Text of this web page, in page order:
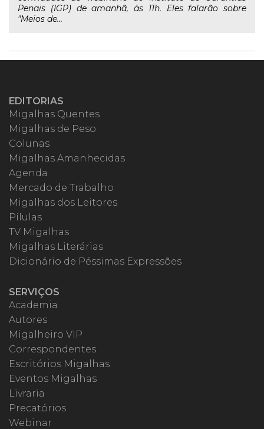
Penais (IGP) de amanhã, às 11h. Eles falarão sobre
"Meios de...
EDITORIAS
Migalhas Quentes
Migalhas de Peso
Colunas
Migalhas Amanhecidas
Agenda
Mercado de Trabalho
Migalhas dos Leitores
Pílulas
TV Migalhas
Migalhas Literárias
Dicionário de Péssimas Expressões
SERVIÇOS
Academia
Autores
Migalheiro VIP
Correspondentes
Escritórios Migalhas
Eventos Migalhas
Livraria
Precatórios
Webinar